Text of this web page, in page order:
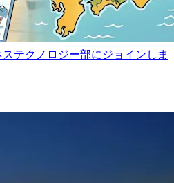
テクノロジー部にジョインしま